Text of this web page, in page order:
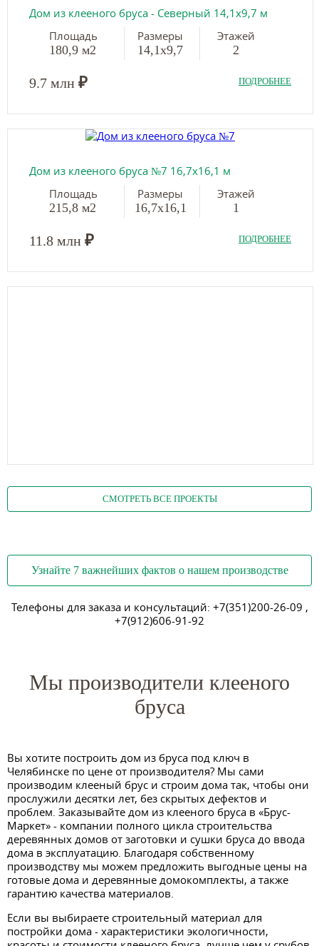
Дом из клееного бруса - Северный 14,1х9,7 м
Площадь
180,9 м2
Размеры
14,1х9,7
Этажей
2
9.7 млн ₽ ПОДРОБНЕЕ
Дом из клееного бруса №7 16,7х16,1 м
Площадь
215,8 м2
Размеры
16,7х16,1
Этажей
1
11.8 млн ₽ ПОДРОБНЕЕ
СМОТРЕТЬ ВСЕ ПРОЕКТЫ
Узнайте 7 важнейших фактов о нашем производстве
Телефоны для заказа и консультаций: +7(351)200-26-09 ,
+7(912)606-91-92
Мы производители клееного
бруса
Вы хотите построить дом из бруса под ключ в
Челябинске по цене от производителя? Мы сами
производим клееный брус и строим дома так, чтобы они
прослужили десятки лет, без скрытых дефектов и
проблем. Заказывайте дом из клееного бруса в «Брус-
Маркет» - компании полного цикла строительства
деревянных домов от заготовки и сушки бруса до ввода
дома в эксплуатацию. Благодаря собственному
производству мы можем предложить выгодные цены на
готовые дома и деревянные домокомплекты, а также
гарантию качества материалов.
Если вы выбираете строительный материал для
постройки дома - характеристики экологичности,